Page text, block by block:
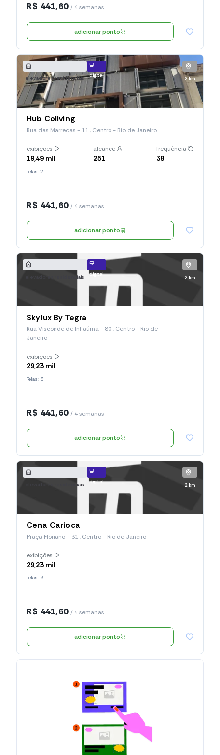
R$ 441,60/ 4 semanas
adicionar ponto
elevadores residenciais digital
2 km
Hub Coliving
Rua das Marrecas - 11 , Centro - Rio de Janeiro
exibições
19,49 mil
alcance
251
frequência
38
Telas: 2
R$ 441,60/ 4 semanas
adicionar ponto
elevadores residenciais digital
2 km
Skylux By Tegra
Rua Visconde de Inhaúma - 80 , Centro - Rio de
Janeiro
exibições
29,23 mil
Telas: 3
R$ 441,60/ 4 semanas
adicionar ponto
elevadores residenciais digital
2 km
Cena Carioca
Praça Floriano - 31 , Centro - Rio de Janeiro
exibições
29,23 mil
Telas: 3
R$ 441,60/ 4 semanas
adicionar ponto